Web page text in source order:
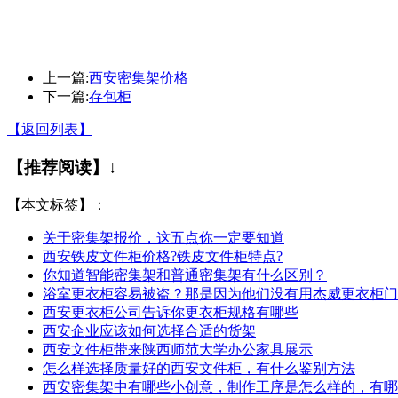
上一篇:西安密集架价格
下一篇:存包柜
【返回列表】
【推荐阅读】↓
【本文标签】：
关于密集架报价，这五点你一定要知道
西安铁皮文件柜价格?铁皮文件柜特点?
你知道智能密集架和普通密集架有什么区别？
浴室更衣柜容易被盗？那是因为他们没有用杰威更衣柜门
西安更衣柜公司告诉你更衣柜规格有哪些
西安企业应该如何选择合适的货架
西安文件柜带来陕西师范大学办公家具展示
怎么样选择质量好的西安文件柜，有什么鉴别方法
西安密集架中有哪些小创意，制作工序是怎么样的，有